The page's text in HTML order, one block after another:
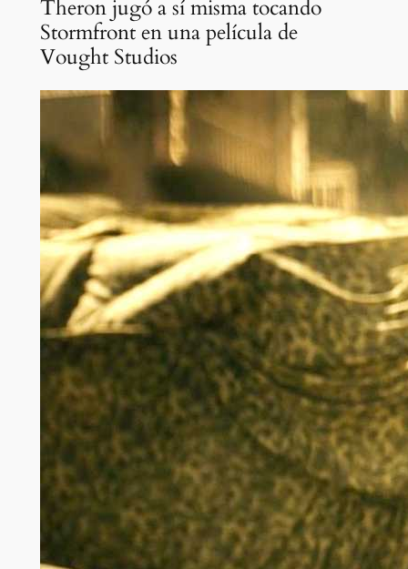
Theron jugó a sí misma tocando
Stormfront en una película de
Vought Studios